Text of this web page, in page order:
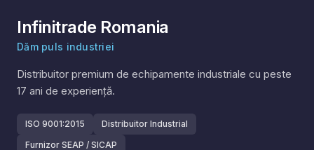
Infinitrade Romania
Dăm puls industriei
Distribuitor premium de echipamente industriale cu peste
17 ani de experiență.
ISO 9001:2015
Distribuitor Industrial
Furnizor SEAP / SICAP